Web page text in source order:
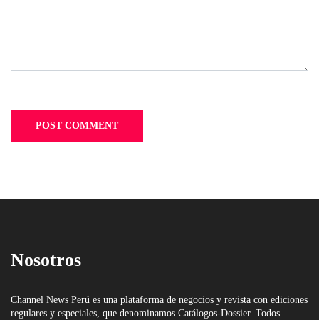
Nosotros
Channel News Perú es una plataforma de negocios y revista con ediciones
regulares y especiales, que denominamos Catálogos-Dossier. Todos